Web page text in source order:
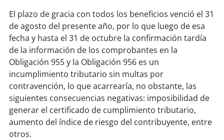
El plazo de gracia con todos los beneficios venció el 31
de agosto del presente año, por lo que luego de esa
fecha y hasta el 31 de octubre la confirmación tardía
de la información de los comprobantes en la
Obligación 955 y la Obligación 956 es un
incumplimiento tributario sin multas por
contravención, lo que acarrearía, no obstante, las
siguientes consecuencias negativas: imposibilidad de
generar el certificado de cumplimiento tributario,
aumento del índice de riesgo del contribuyente, entre
otros.